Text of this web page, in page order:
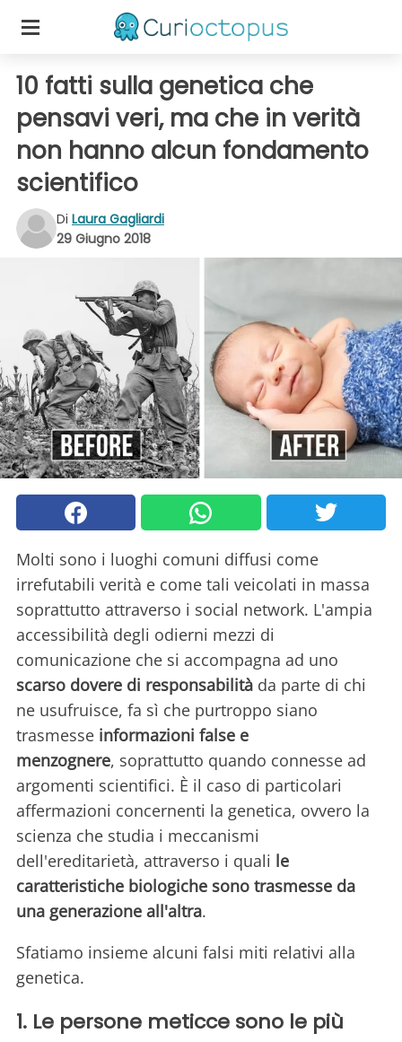
10 fatti sulla genetica che
pensavi veri, ma che in verità
non hanno alcun fondamento
scientifico
Di Laura Gagliardi
29 Giugno 2018
Molti sono i luoghi comuni diffusi come
irrefutabili verità e come tali veicolati in massa
soprattutto attraverso i social network. L'ampia
accessibilità degli odierni mezzi di
comunicazione che si accompagna ad uno
scarso dovere di responsabilità da parte di chi
ne usufruisce, fa sì che purtroppo siano
trasmesse informazioni false e
menzognere, soprattutto quando connesse ad
argomenti scientifici. È il caso di particolari
affermazioni concernenti la genetica, ovvero la
scienza che studia i meccanismi
dell'ereditarietà, attraverso i quali le
caratteristiche biologiche sono trasmesse da
una generazione all'altra.
Sfatiamo insieme alcuni falsi miti relativi alla
genetica.
1. Le persone meticce sono le più